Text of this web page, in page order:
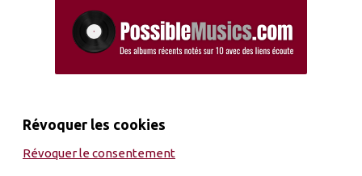
Révoquer les cookies
Révoquer le consentement